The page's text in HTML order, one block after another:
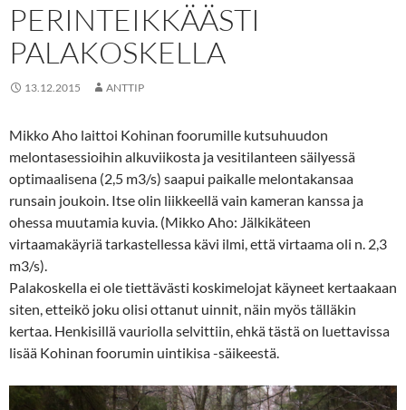
PERINTEIKKÄÄSTI
PALAKOSKELLA
13.12.2015 ANTTIP
Mikko Aho laittoi Kohinan foorumille kutsuhuudon
melontasessioihin alkuviikosta ja vesitilanteen säilyessä
optimaalisena (2,5 m3/s) saapui paikalle melontakansaa
runsain joukoin. Itse olin liikkeellä vain kameran kanssa ja
ohessa muutamia kuvia. (Mikko Aho: Jälkikäteen
virtaamakäyriä tarkastellessa kävi ilmi, että virtaama oli n. 2,3
m3/s).
Palakoskella ei ole tiettävästi koskimelojat käyneet kertaakaan
siten, etteikö joku olisi ottanut uinnit, näin myös tälläkin
kertaa. Henkisillä vauriolla selvittiin, ehkä tästä on luettavissa
lisää Kohinan foorumin uintikisa -säikeestä.